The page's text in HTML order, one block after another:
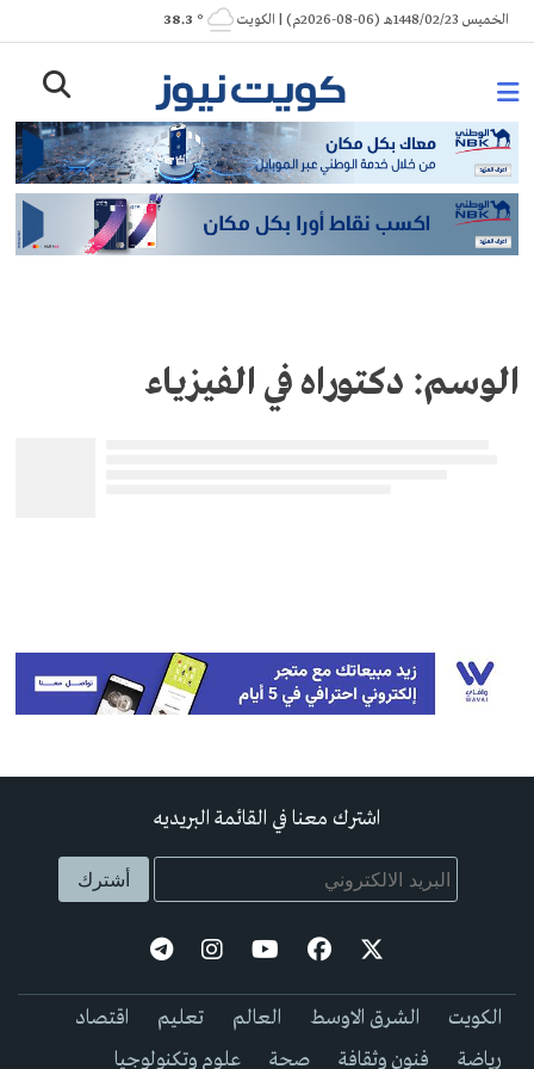
Skip
to
الخميس 1448/02/23هـ (06-08-2026م) | الكويت ° 38.3
الوسم: دكتوراه في الفيزياء
اشترك معنا في القائمة البريديه
الكويت الشرق الاوسط العالم تعليم
اقتصاد
رياضة
فنون وثقافة صحة علوم وتكنولوجيا